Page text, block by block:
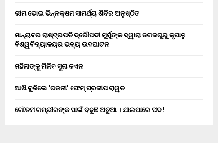
ଭୀମ ଭୋଇ ଭିନ୍ନକ୍ଷମ ସାମର୍ଥ୍ୟ ଶିବିର ଅନୁଷ୍ଠିତ
ମାନ୍ୟବର ରାଷ୍ଟ୍ରପତି ଦ୍ରୌପଦୀ ମୁର୍ମୁଙ୍କ ଦ୍ୱାରା ଜଗଦଗୁରୁ କୃପାଳୁ
ବିଶ୍ୱବିଦ୍ୟାଳୟର ଭବ୍ୟ ଉଦଘାଟନ
ମହିଳାଙ୍କୁ ମିଳିବ ସୁନା କଏନ
ଆଖି ବୁଜିଲେ ‘ଗଜନୀ’ ଫେମ୍ ପ୍ରଦୀପ ରାୱତ
ଗୌତମ ଗମ୍ଭୀରଙ୍କ ପାଇଁ ବଢୁଛି ଅଡୁଆ । ଯାଇପାରେ ପଦ !